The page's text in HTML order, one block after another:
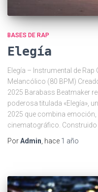
BASES DE RAP
Elegía
Elegía – Instrumental de
Melancólico (80 BPM)
2025 Barabass Beatmaker
poderosa titulada «Elegía»,
2025 que combina
cinematográfico.
PorAdmin, hace 1 año